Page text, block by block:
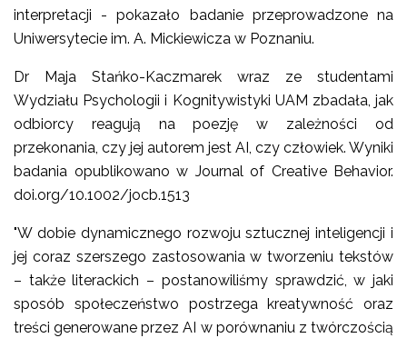
interpretacji - pokazało badanie przeprowadzone na
Uniwersytecie im. A. Mickiewicza w Poznaniu.
Dr Maja Stańko-Kaczmarek wraz ze studentami
Wydziału Psychologii i Kognitywistyki UAM zbadała, jak
odbiorcy reagują na poezję w zależności od
przekonania, czy jej autorem jest AI, czy człowiek. Wyniki
badania opublikowano w Journal of Creative Behavior.
doi.org/10.1002/jocb.1513
"W dobie dynamicznego rozwoju sztucznej inteligencji i
jej coraz szerszego zastosowania w tworzeniu tekstów
– także literackich – postanowiliśmy sprawdzić, w jaki
sposób społeczeństwo postrzega kreatywność oraz
treści generowane przez AI w porównaniu z twórczością